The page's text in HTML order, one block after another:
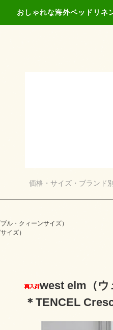
おしゃれな海外ベッドリネ
価格・サイズ・ブランド別
ル・クィーンサイズ）
イズ）
west elm（ウ
＊TENCEL